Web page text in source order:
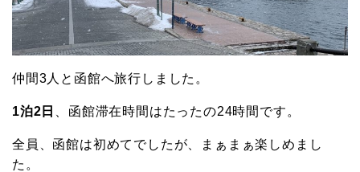
仲間3人と函館へ旅行しました。
1泊2日 、函館滞在時間はたったの24時間です。
全員、函館は初めてでしたが、まぁまぁ楽しめまし
た。